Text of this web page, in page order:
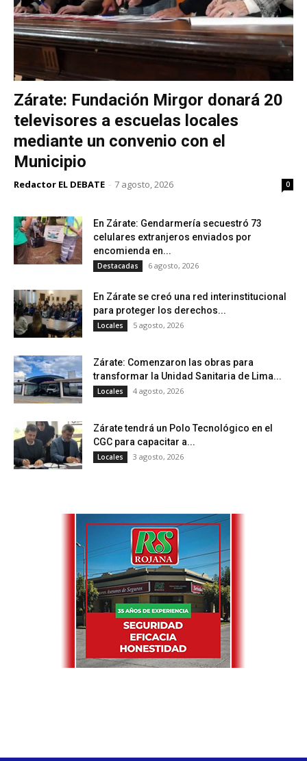
Zárate: Fundación Mirgor donará 20
televisores a escuelas locales
mediante un convenio con el
Municipio
Redactor EL DEBATE - 7 agosto, 2026 0
En Zárate: Gendarmería secuestró 73
celulares extranjeros enviados por
encomienda en...
Destacadas 6 agosto, 2026
En Zárate se creó una red interinstitucional
para proteger los derechos...
Locales 5 agosto, 2026
Zárate: Comenzaron las obras para
transformar la Unidad Sanitaria de Lima...
Locales 4 agosto, 2026
Zárate tendrá un Polo Tecnológico en el
CGC para capacitar a...
Locales 3 agosto, 2026